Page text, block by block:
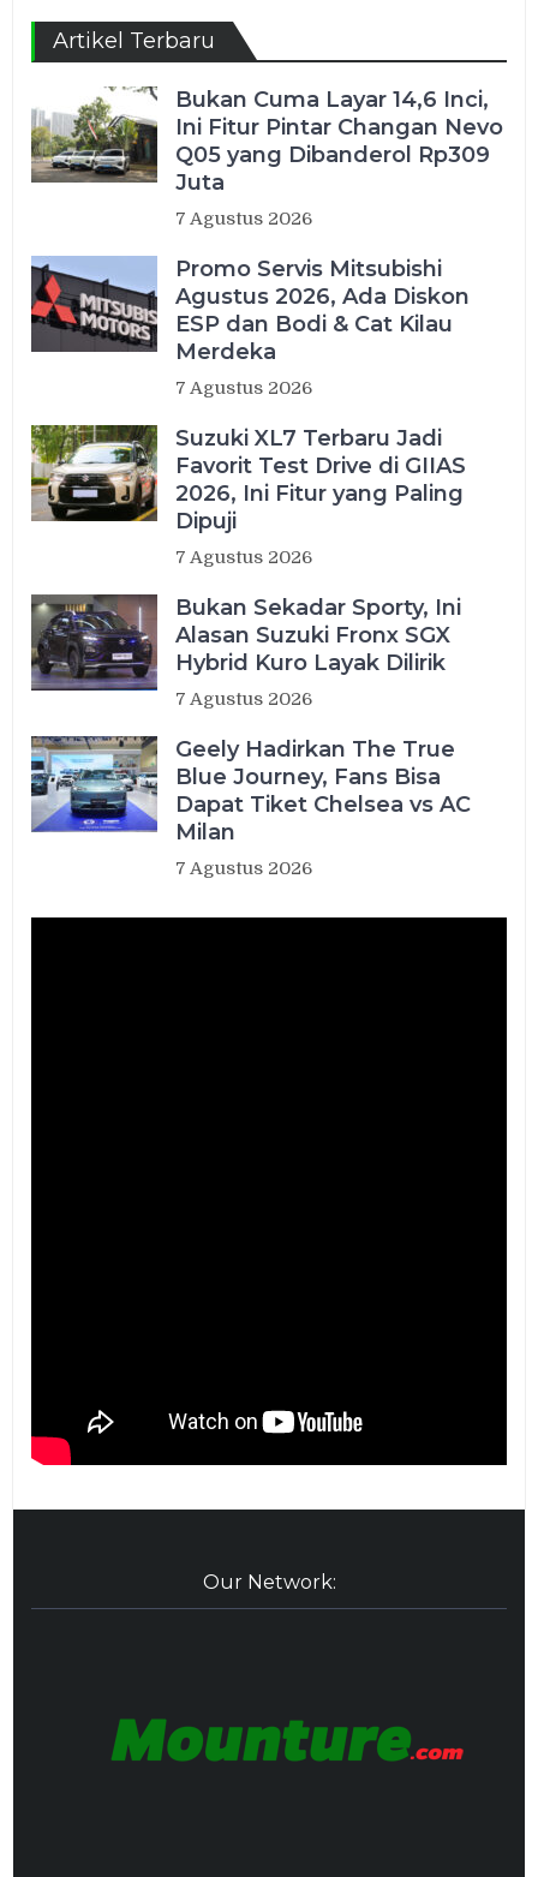
Artikel Terbaru
Bukan Cuma Layar 14,6 Inci,
Ini Fitur Pintar Changan Nevo
Q05 yang Dibanderol Rp309
Juta
7 Agustus 2026
Promo Servis Mitsubishi
Agustus 2026, Ada Diskon
ESP dan Bodi & Cat Kilau
Merdeka
7 Agustus 2026
Suzuki XL7 Terbaru Jadi
Favorit Test Drive di GIIAS
2026, Ini Fitur yang Paling
Dipuji
7 Agustus 2026
Bukan Sekadar Sporty, Ini
Alasan Suzuki Fronx SGX
Hybrid Kuro Layak Dilirik
7 Agustus 2026
Geely Hadirkan The True
Blue Journey, Fans Bisa
Dapat Tiket Chelsea vs AC
Milan
7 Agustus 2026
Our Network: